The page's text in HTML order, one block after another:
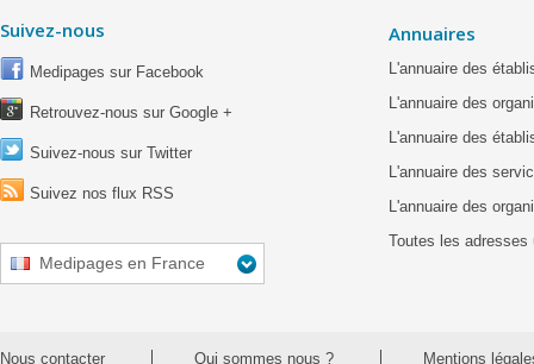
Suivez-nous
Medipages sur Facebook
Retrouvez-nous sur Google +
Suivez-nous sur Twitter
Suivez nos flux RSS
Medipages en France
Annuaires
L'annuaire des
L'annuaire des
L'annuaire des
L'annuaire des
L'annuaire des
Toutes les adresses
Nous contacter Qui sommes nous ? Mentions